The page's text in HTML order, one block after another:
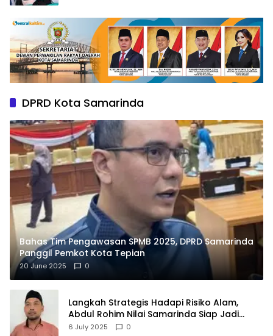
DPRD Kota Samarinda
Bahas Tim Pengawasan SPMB 2025, DPRD Samarinda
Panggil Pemkot Kota Tepian
20 June 2025 0
Langkah Strategis Hadapi Risiko Alam,
Abdul Rohim Nilai Samarinda Siap Jadi
Pusat Logistik Bencana Kalimantan
6 July 2025 0